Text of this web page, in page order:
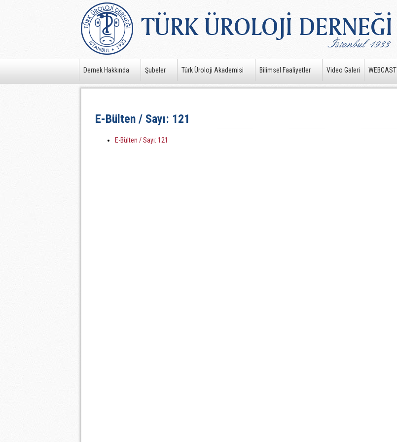
Dernek Hakkında Şubeler Türk Üroloji Akademisi Bilimsel Faaliyetler Video Galeri WEBCAST
E-Bülten / Sayı: 121
E-Bülten / Sayı: 121